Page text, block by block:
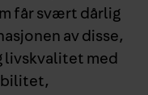
får svært dårlig
av disse,
livskvalitet med